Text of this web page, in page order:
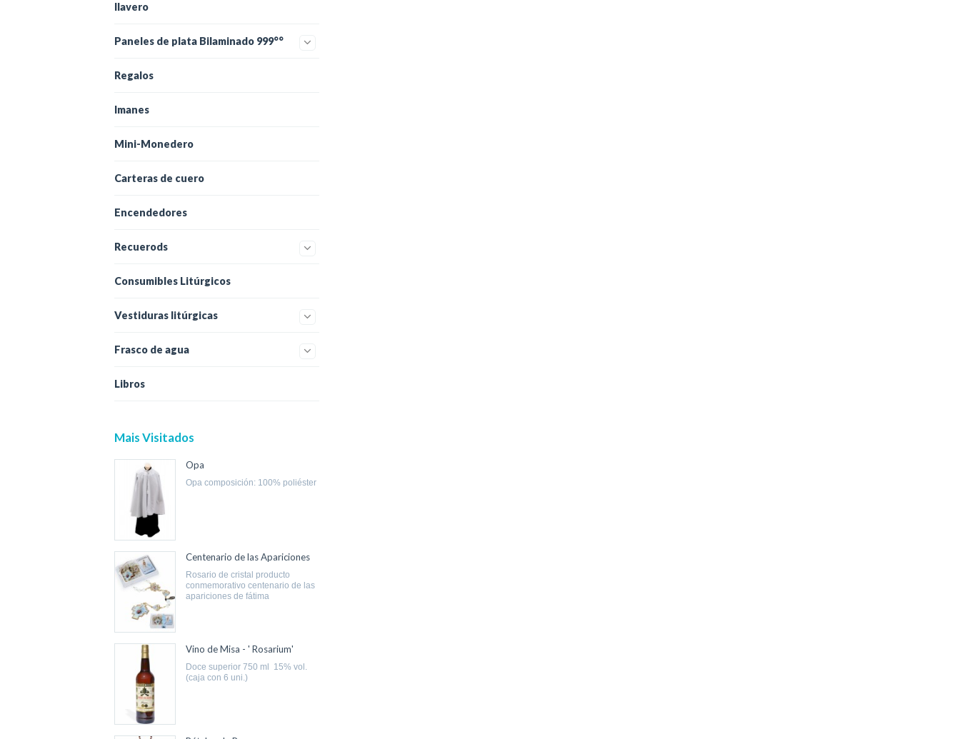
llavero
Paneles de plata Bilaminado 999°°
Regalos
Imanes
Mini-Monedero
Carteras de cuero
Encendedores
Recuerods
Consumibles Litúrgicos
Vestiduras litúrgicas
Frasco de agua
Libros
Mais Visitados
Opa
opa composición: 100% poliéster
Centenario de las Apariciones
rosario de cristal producto
conmemorativo centenario de las
apariciones de fátima
Vino de Misa - ' Rosarium'
doce superior 750 ml 15% vol.
(caja con 6 uni.)